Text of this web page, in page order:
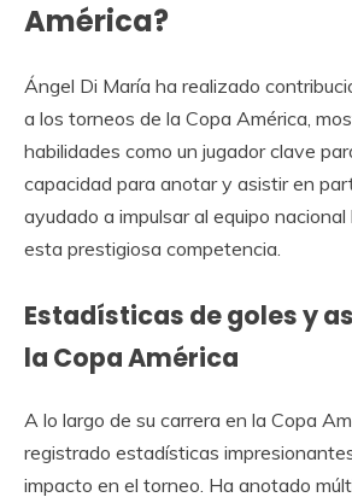
América?
Ángel Di María ha realizado
a los torneos de la Copa América,
habilidades como un jugador clave
capacidad para anotar y asistir en
ayudado a impulsar al equipo
esta prestigiosa competencia.
Estadísticas de goles y
la Copa América
A lo largo de su carrera en la Copa
registrado estadísticas
impacto en el torneo. Ha anotado